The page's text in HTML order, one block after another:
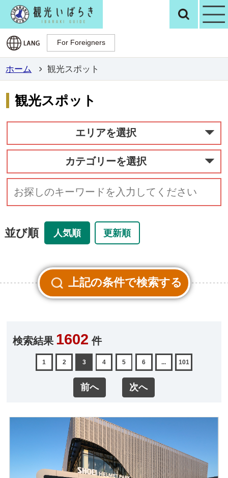
観光いばらき検
For Foreigners
For Foreigners
ホーム 観光スポット
観光スポット
エリアを選択
カテゴリーを選択
並び順 人気順 更新順
検索結果 1602 件
前へ
1 2 3 4 5 6 ... 101
次へ